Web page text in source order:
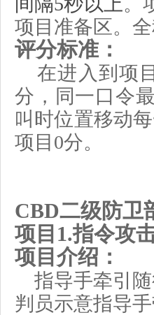
项目准备区。
评分标准：
在进入到项
分，同一口令
叫时位置移动
项目 0分。
CBD二级防卫
项目 1.指令攻
项目介绍：
指导手牵引
判员示意指导